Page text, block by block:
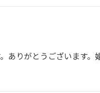
ありがとうございます。